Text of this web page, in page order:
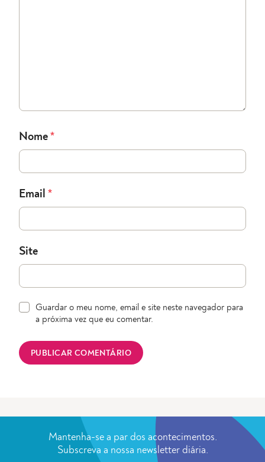
Nome *
Email *
Site
Guardar o meu nome, email e site neste navegador para
a próxima vez que eu comentar.
Mantenha-se a par dos acontecimentos.
Subscreva a nossa newsletter diária.